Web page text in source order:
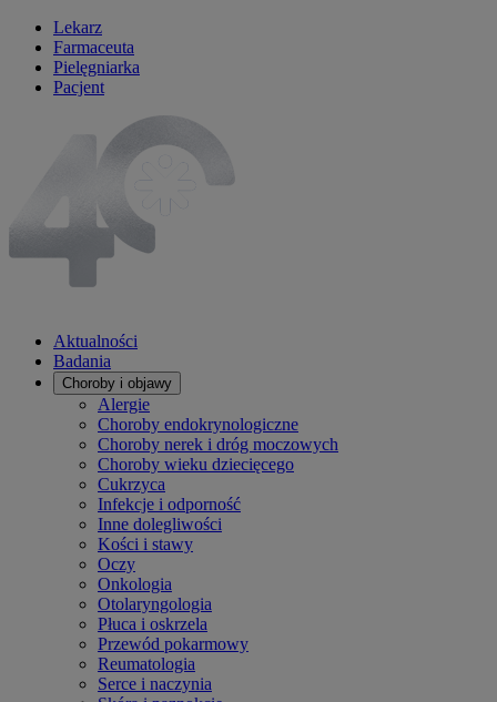
Lekarz
Farmaceuta
Pielęgniarka
Pacjent
Aktualności
Badania
Choroby i objawy
Alergie
Choroby endokrynologiczne
Choroby nerek i dróg moczowych
Choroby wieku dziecięcego
Cukrzyca
Infekcje i odporność
Inne dolegliwości
Kości i stawy
Oczy
Onkologia
Otolaryngologia
Płuca i oskrzela
Przewód pokarmowy
Reumatologia
Serce i naczynia